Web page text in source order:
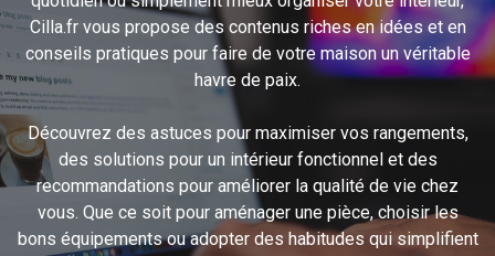
o
n
Cilla.fr vous propose des contenus riches en idées et en
conseils pratiques pour faire de votre maison un véritable
havre de paix.
Découvrez des astuces pour maximiser vos rangements,
des solutions pour un intérieur fonctionnel et des
recommandations pour améliorer la qualité de vie chez
vous. Que ce soit pour aménager une pièce, choisir les
bons équipements ou adopter des habitudes qui simplifient
l